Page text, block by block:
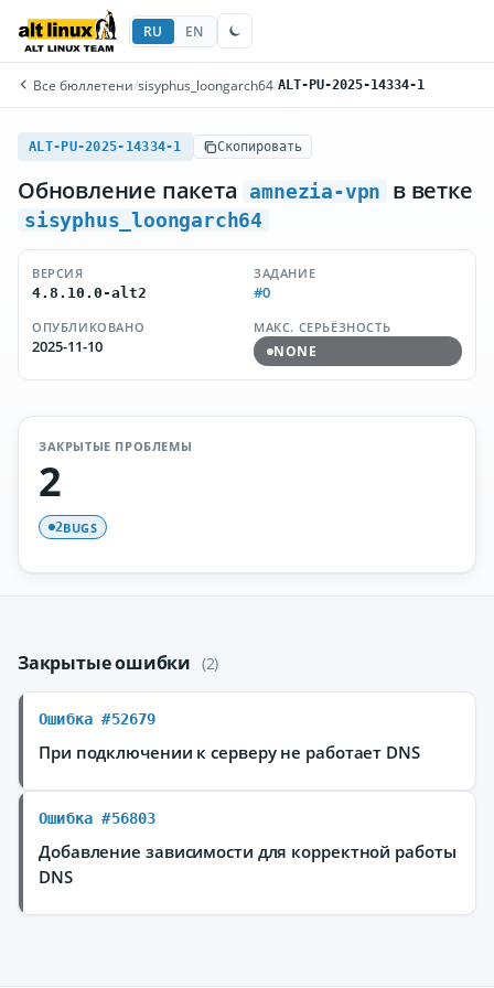
RU EN
Все бюллетени/sisyphus_loongarch64/ALT-PU-2025-14334-1
ALT-PU-2025-14334-1 Скопировать
Обновление пакета amnezia-vpn в ветке
sisyphus_loongarch64
ВЕРСИЯ
4.8.10.0-alt2
ЗАДАНИЕ
#0
ОПУБЛИКОВАНО
2025-11-10
МАКС. СЕРЬЁЗНОСТЬ
NONE
ЗАКРЫТЫЕ ПРОБЛЕМЫ
2
2BUGS
Закрытые ошибки (2)
Ошибка #52679
При подключении к серверу не работает DNS
Ошибка #56803
Добавление зависимости для корректной работы
DNS